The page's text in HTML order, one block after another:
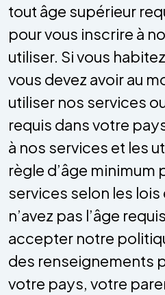
tout âge supérieur
pour vous inscrire à
utiliser. Si vous
vous devez avoir au
utiliser nos services
requis dans votre
à nos services et les
règle d’âge minimum
services selon les lois
n’avez pas l’âge
accepter notre
des renseignements
votre pays, votre